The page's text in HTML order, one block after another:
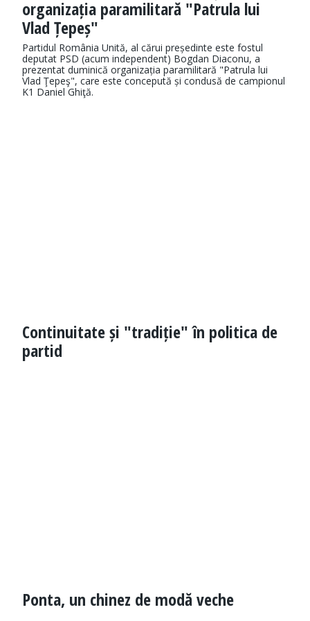
organizația paramilitară "Patrula lui
Vlad Țepeș"
Partidul România Unită, al cărui președinte este fostul
deputat PSD (acum independent) Bogdan Diaconu, a
prezentat duminică organizația paramilitară "Patrula lui
Vlad Ţepeş", care este concepută și condusă de campionul
K1 Daniel Ghiţă.
Continuitate și "tradiție" în politica de
partid
Ponta, un chinez de modă veche